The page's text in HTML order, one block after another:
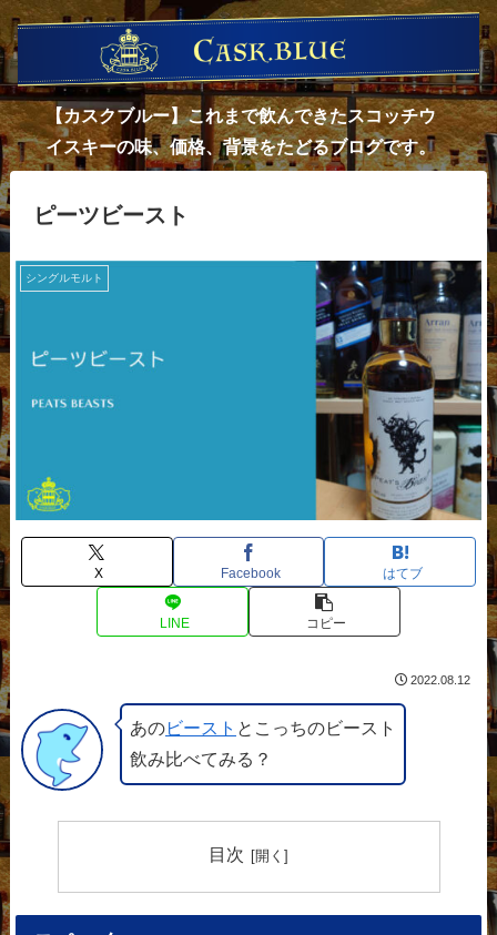
【カスクブルー】これまで飲んできたスコッチウ
イスキーの味、価格、背景をたどるブログです。
ピーツビースト
シングルモルト
X Facebook はてブ
LINE コピー
2022.08.12
あのビースト とこっちのビースト
飲み比べてみる？
目次